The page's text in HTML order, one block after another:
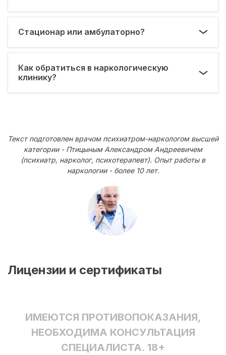
Стационар или амбулаторно?
Как обратиться в наркологическую
клинику?
Текст подготовлен врачом психиатром-наркологом высшей
категории - Птицыным Александром Андреевичем
(психиатр, нарколог, психотерапевт). Опыт работы в
наркологии - более 10 лет.
Лицензии и сертификаты
ИМЕЮТСЯ ПРОТИВОПОКАЗАНИЯ,
НЕОБХОДИМА КОНСУЛЬТАЦИЯ
СПЕЦИАЛИСТА. 18+